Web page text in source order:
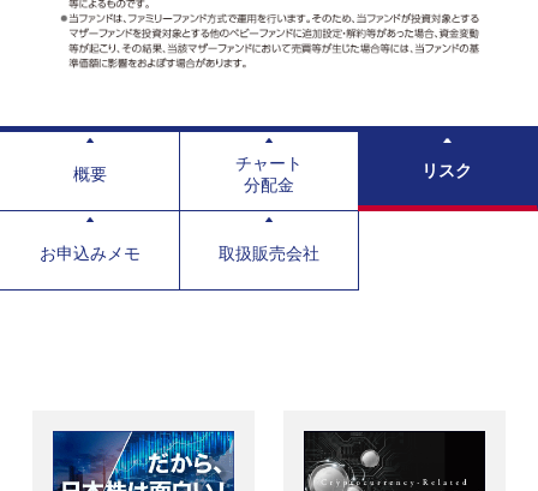
概要
チャート
分配金
リスク
お申込みメモ 取扱販売会社